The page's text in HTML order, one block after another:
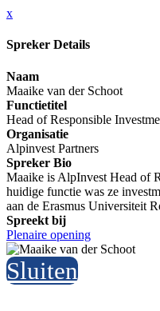
x
Spreker Details
Naam
Maaike van der Schoot
Functietitel
Head of Responsible
Organisatie
Alpinvest Partners
Spreker Bio
Maaike is AlpInvest Head of
huidige functie was ze
aan de Erasmus Universiteit
Spreekt bij
Plenaire opening
Sluiten